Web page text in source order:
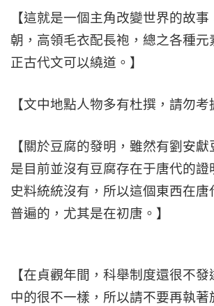
【這就是一個主角改變世界的故
朝，高領毛衣配長袍，總之各種元
正古代文可以繞道。】
【文中地點人物多有杜撰，請勿考
【關於豆腐的發明，雖然有劉安
是目前並沒有豆腐存在于唐代的證
史料統統沒有，所以這個東西在唐
普遍的，尤其是在初唐。】
【在貞觀年間，科舉制度還很不
中的很不一樣，所以請不要再執著